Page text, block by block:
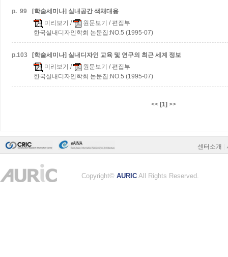
p. 99
[학술세미나] 실내공간 색채대응
미리보기 / 원문보기 / 편집부
한국실내디자인학회 논문집:NO.5 (1995-07)
p.103
[학술세미나] 실내디자인 교육 및 연구의 최근 세계 정보
미리보기 / 원문보기 / 편집부
한국실내디자인학회 논문집:NO.5 (1995-07)
<< [1] >>
센터소개
Copyright© AURIC All Rights Reserved.